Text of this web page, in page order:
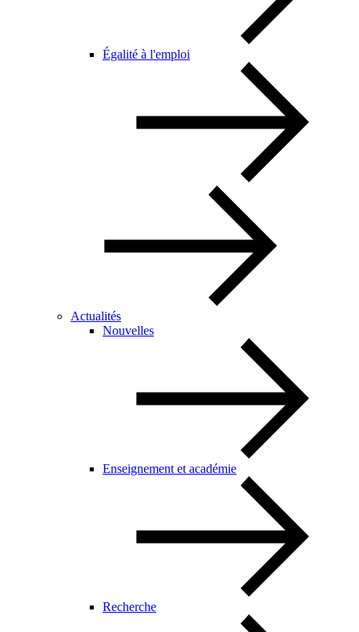
Égalité à l'emploi
Actualités
Nouvelles
Enseignement et académie
Recherche